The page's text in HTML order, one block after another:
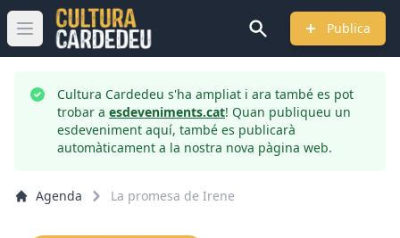
Obrir menú principal Publica
Cultura Cardedeu s'ha ampliat i ara també es pot
trobar a esdeveniments.cat! Quan publiqueu un
esdeveniment aquí, també es publicarà
automàticament a la nostra nova pàgina web.
Agenda La promesa de Irene